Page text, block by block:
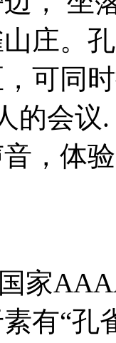
庄。
可同
的会
，体
有“孔